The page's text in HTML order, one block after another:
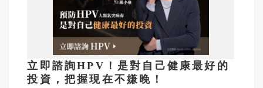
立即諮詢HPV！是對自己健康最好的
投資，把握現在不嫌晚！